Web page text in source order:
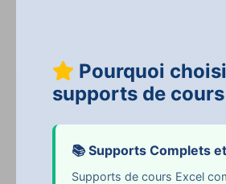
Pourquoi
supports de
📚 Supports Complets
Supports de cours Excel